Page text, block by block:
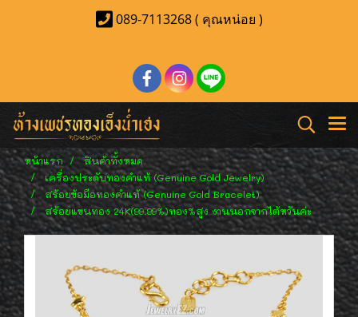
089-7113268 ( คุณหน่อย )
หน้าแรก
สินค้าทั้งหมด
เครื่องประดับทองคำแท้ (Genuine Gold Jewelry)
สร้อยข้อมือทองคำแท้ (Genuine Gold Bracelet)
สร้อยแขนทอง 24K(99.99%)ทอง%สูง งานนอกจากไต้หวันค่ะ